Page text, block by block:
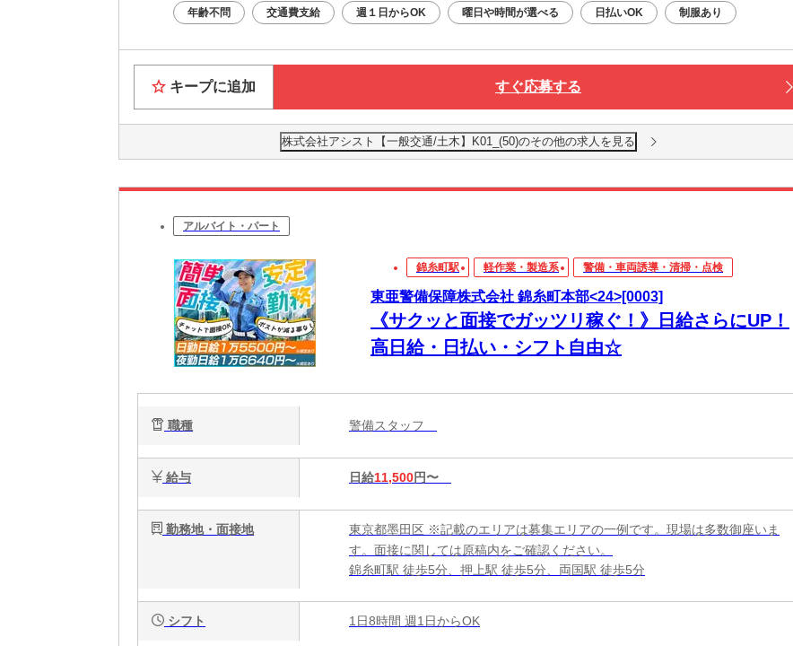
年齢不問 交通費支給 週１日からOK 曜日や時間が選べる 日払いOK 制服あり
キープに追加 すぐ応募する
株式会社アシスト【一般交通/土木】K01_(50)のその他の求人を見る
アルバイト・パート
錦糸町駅 軽作業・製造系 警備・車両誘導・清掃・点検
東亜警備保障株式会社 錦糸町本部<24>[0003]
《サクッと面接でガッツリ稼ぐ！》日給さらにUP！
高日給・日払い・シフト自由☆
職種 警備スタッフ
給与 日給11,500円〜
勤務地・面接地
東京都墨田区 ※記載のエリアは募集エリアの一例です。現場は多数御座いま
す。面接に関しては原稿内をご確認ください。
錦糸町駅 徒歩5分、押上駅 徒歩5分、両国駅 徒歩5分
シフト 1日8時間 週1日からOK